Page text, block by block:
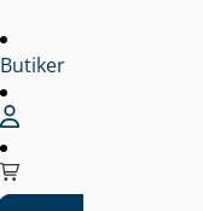
Butiker